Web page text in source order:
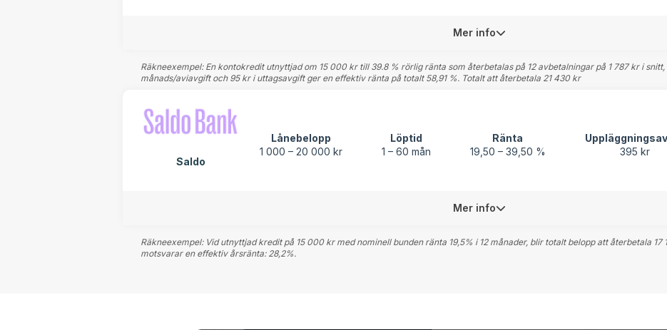
Mer info
Räkneexempel: En kontokredit utnyttjad om 15 000 kr till 39.8 % rörlig ränta som återbetalas på 12 avbetalningar på 1 787 kr i
månads/aviavgift och 95 kr i uttagsavgift ger en effektiv ränta på totalt 58,91 %. Totalt att återbetala 21 430 kr
Saldo
Lånebelopp
1 000 – 20 000 kr
Löptid
1 – 60 mån
Ränta
19,50 – 39,50 %
395 kr
Mer info
Räkneexempel: Vid utnyttjad kredit på 15 000 kr med nominell bunden ränta 19,5% i 12 månader, blir totalt belopp att återbetala 17
motsvarar en effektiv årsränta: 28,2%.